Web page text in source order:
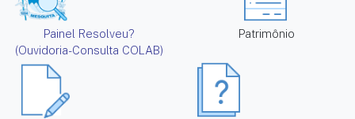
Painel Resolveu?
(Ouvidoria-Consulta COLAB)
Patrimônio